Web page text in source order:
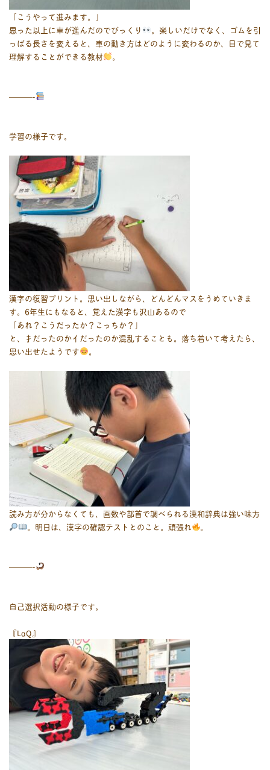
「こうやって進みます。」
思った以上に車が進んだのでびっくり
。楽しいだけでなく、ゴムを引
っぱる長さを変えると、車の動き方はどのように変わるのか、目で見て
理解することができる教材
。
———-
学習の様子です。
漢字の復習プリント。思い出しながら、どんどんマスをうめていきま
す。6年生にもなると、覚えた漢字も沢山あるので
「あれ？こうだったか？こっちか？」
と、扌だったのか亻だったのか混乱することも。落ち着いて考えたら、
思い出せたようです
。
読み方が分からなくても、画数や部首で調べられる漢和辞典は強い味方
。明日は、漢字の確認テストとのこと。頑張れ
。
———-
自己選択活動の様子です。
『LaQ』